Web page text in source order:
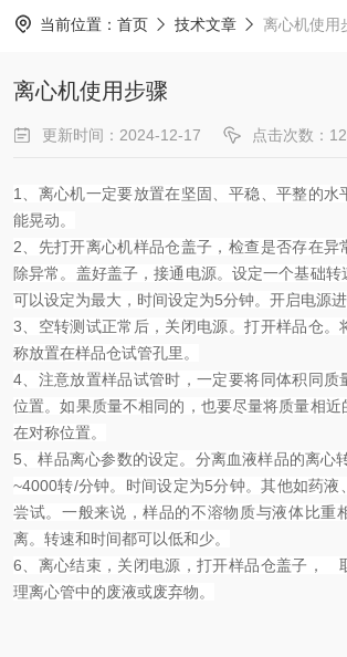
当前位置： 首页 技术文章 离心机使用
离心机使用步骤
更新时间：2024-12-17 点击次数：
1、离心机一定要放置在坚固、平稳、平整的水
能晃动。
2、先打开离心机样品仓盖子，检查是否存在异
除异常。盖好盖子，接通电源。设定一个基础
可以设定为最大，时间设定为5分钟。开启电源进
3、空转测试正常后，关闭电源。打开样品仓。
称放置在样品仓试管孔里。
4、注意放置样品试管时，一定要将同体积同质
位置。如果质量不相同的，也要尽量将质量相近
在对称位置。
5、样品离心参数的设定。分离血液样品的离心
~4000转/分钟。时间设定为5分钟。其他如药液
尝试。一般来说，样品的不溶物质与液体比重
离。转速和时间都可以低和少。
6、离心结束，关闭电源，打开样品仓盖子，
理离心管中的废液或废弃物。